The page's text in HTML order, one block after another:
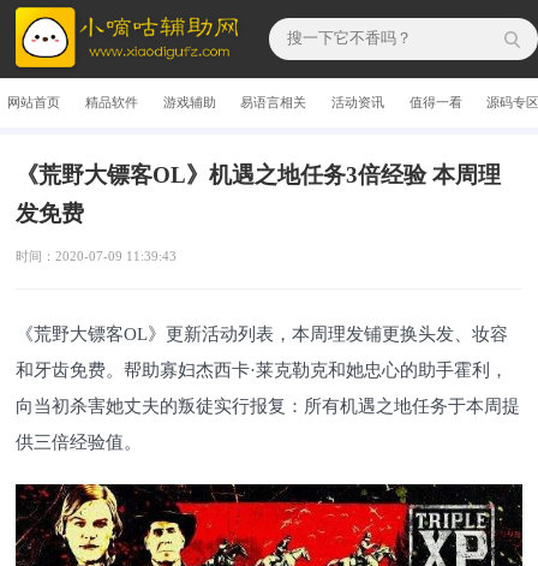
网站首页 精品软件 游戏辅助 易语言相关 活动资讯 值得一看 源码专
《荒野大镖客OL》机遇之地任务3倍经验 本周理
发免费
时间：2020-07-09 11:39:43
《荒野大镖客OL》更新活动列表，本周理发铺更换头发、妆容
和牙齿免费。帮助寡妇杰西卡·莱克勒克和她忠心的助手霍利，
向当初杀害她丈夫的叛徒实行报复：所有机遇之地任务于本周提
供三倍经验值。